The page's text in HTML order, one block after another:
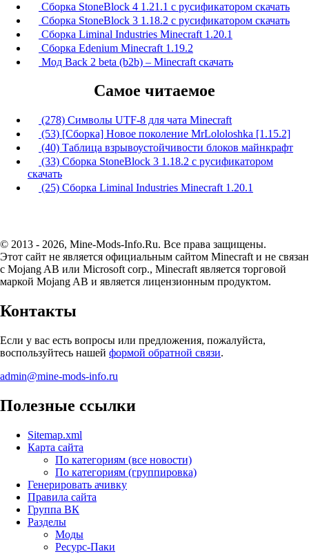
Сборка StoneBlock 4 1.21.1 с русификатором скачать
Сборка StoneBlock 3 1.18.2 с русификатором скачать
Сборка Liminal Industries Minecraft 1.20.1
Сборка Edenium Minecraft 1.19.2
Мод Back 2 beta (b2b) – Minecraft скачать
Самое читаемое
(278) Символы UTF-8 для чата Minecraft
(53) [Сборка] Новое поколение MrLololoshka [1.15.2]
(40) Таблица взрывоустойчивости блоков майнкрафт
(33) Сборка StoneBlock 3 1.18.2 с русификатором
скачать
(25) Сборка Liminal Industries Minecraft 1.20.1
© 2013 - 2026, Mine-Mods-Info.Ru. Все права защищены.
Этот сайт не является официальным сайтом Minecraft и не связан
с Mojang AB или Microsoft corp., Minecraft является торговой
маркой Mojang AB и является лицензионным продуктом.
Контакты
Если у вас есть вопросы или предложения, пожалуйста,
воспользуйтесь нашей формой обратной связи.
admin@mine-mods-info.ru
Полезные ссылки
Sitemap.xml
Карта сайта
По категориям (все новости)
По категориям (группировка)
Генерировать ачивку
Правила сайта
Группа ВК
Разделы
Моды
Ресурс-Паки